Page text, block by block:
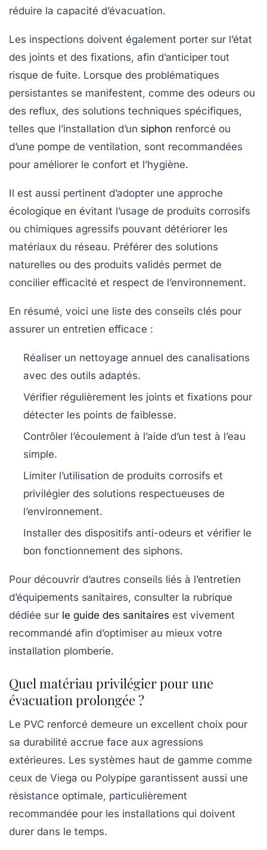
réduire la capacité d’évacuation.
Les inspections doivent également porter sur l’état
des joints et des fixations, afin d’anticiper tout
risque de fuite. Lorsque des problématiques
persistantes se manifestent, comme des odeurs ou
des reflux, des solutions techniques spécifiques,
telles que l’installation d’un siphon renforcé ou
d’une pompe de ventilation, sont recommandées
pour améliorer le confort et l’hygiène.
Il est aussi pertinent d’adopter une approche
écologique en évitant l’usage de produits corrosifs
ou chimiques agressifs pouvant détériorer les
matériaux du réseau. Préférer des solutions
naturelles ou des produits validés permet de
concilier efficacité et respect de l’environnement.
En résumé, voici une liste des conseils clés pour
assurer un entretien efficace :
Réaliser un nettoyage annuel des canalisations
avec des outils adaptés.
Vérifier régulièrement les joints et fixations pour
détecter les points de faiblesse.
Contrôler l’écoulement à l’aide d’un test à l’eau
simple.
Limiter l’utilisation de produits corrosifs et
privilégier des solutions respectueuses de
l’environnement.
Installer des dispositifs anti-odeurs et vérifier le
bon fonctionnement des siphons.
Pour découvrir d’autres conseils liés à l’entretien
d’équipements sanitaires, consulter la rubrique
dédiée sur le guide des sanitaires est vivement
recommandé afin d’optimiser au mieux votre
installation plomberie.
Quel matériau privilégier pour une
évacuation prolongée ?
Le PVC renforcé demeure un excellent choix pour
sa durabilité accrue face aux agressions
extérieures. Les systèmes haut de gamme comme
ceux de Viega ou Polypipe garantissent aussi une
résistance optimale, particulièrement
recommandée pour les installations qui doivent
durer dans le temps.